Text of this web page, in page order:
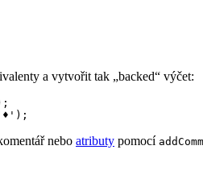
a vytvořit tak „backed“ výčet:
nebo atributy pomocí